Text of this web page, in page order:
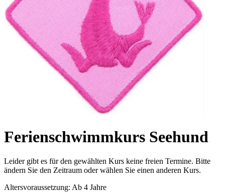
Ferienschwimmkurs Seehund
Leider gibt es für den gewählten Kurs keine freien Termine. Bitte
ändern Sie den Zeitraum oder wählen Sie einen anderen Kurs.
Altersvoraussetzung: Ab 4 Jahre